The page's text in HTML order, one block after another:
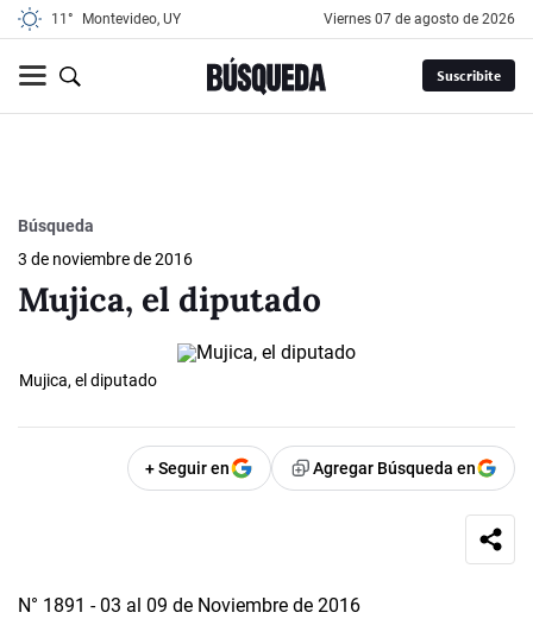
11° Montevideo, UY viernes 07 de agosto de 2026
Suscribite
Búsqueda
3 de noviembre de 2016
Mujica, el diputado
Mujica, el diputado
+ Seguir en Agregar Búsqueda en
N° 1891 - 03 al 09 de Noviembre de 2016